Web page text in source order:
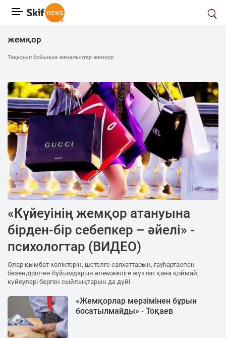
жемқор
Тақырып бойынша жаңалықтар жемқор
«Күйеуінің жемқор атануына
бірден-бір себепкер – әйелі» -
психологтар (ВИДЕО)
Олар қымбат көліктерін, шетелге саяхаттарын, гауһартаспен
безендірілген бұйымдарын әлемжеліге жүктеп қана қоймай,
күйеулері берген сыйлықтарын да дүйі
«Жемқорлар мерзімінен бұрын
босатылмайды» - Тоқаев